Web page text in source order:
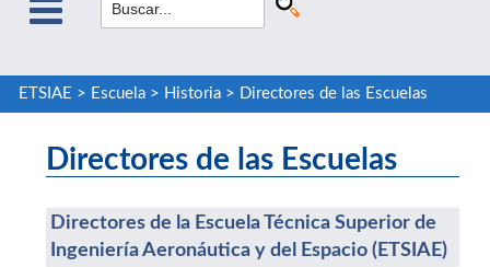
ETSIAE > Escuela> Historia> Directores de las Escuelas
Directores de las Escuelas
Directores de la Escuela Técnica Superior de
Ingeniería Aeronáutica y del Espacio (ETSIAE)